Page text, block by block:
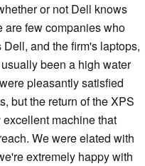
or not Dell knows
are few companies who
and the firm's laptops,
been a high water
pleasantly satisfied
but the return of the XPS
machine that
We were elated with
extremely happy with